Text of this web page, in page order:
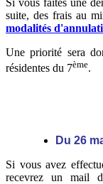
suite, des frais au
modalités
Une priorité sera
résidentes du 7ème.
Du 26
Si vous avez
recevrez un mail